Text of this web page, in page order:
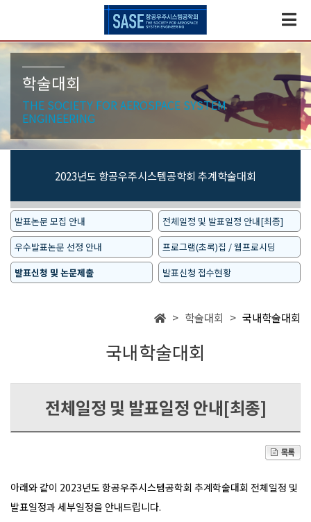
학술대회
THE SOCIETY FOR AEROSPACE SYSTEM
ENGINEERING
2023년도 항공우주시스템공학회 추계학술대회
발표논문 모집 안내
전체일정 및 발표일정 안내[최종]
우수발표논문 선정 안내
프로그램(초록)집 / 웹프로시딩
발표신청 및 논문제출
발표신청 접수현황
> 학술대회 > 국내학술대회
국내학술대회
전체일정 및 발표일정 안내[최종]
아래와 같이 2023년도 항공우주시스템공학회 추계학술대회 전체일정 및
발표일정과 세부일정을 안내드립니다.